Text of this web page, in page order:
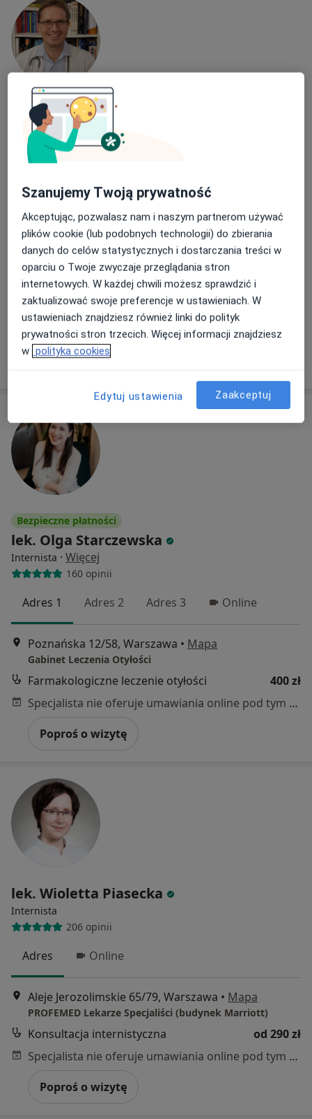
Bezpieczne płatności
lek. Marcin Jarek
Internista, Lekarz pierwszego kontaktu
Popularny specjalista: pacjenci chętnie płacą
online
Adres
Online
Batalionu Oaza 9, Warszawa•Mapa
Konsultacja internistyczna
Poproś o wizytę
Bezpieczne płatności
lek. Olga Starczewska
Internista · Więcej
160 opinii
Adres 1 Adres 2 Adres 3 Online
Poznańska 12/58, Warszawa • Mapa
Gabinet Leczenia Otyłości
Farmakologiczne leczenie otyłości
400 zł
Specjalista nie oferuje umawiania online pod tym adresem.
Poproś o wizytę
lek. Wioletta Piasecka
Internista
206 opinii
Adres Online
Aleje Jerozolimskie 65/79, Warszawa • Mapa
PROFEMED Lekarze Specjaliści (budynek Marriott)
Konsultacja internistyczna
od 290 zł
Specjalista nie oferuje umawiania online pod tym adresem.
Poproś o wizytę
Szanujemy Twoją prywatność
Akceptując, pozwalasz nam i naszym partnerom używać
plików cookie (lub podobnych technologii) do zbierania
danych do celów statystycznych i dostarczania treści w
oparciu o Twoje zwyczaje przeglądania stron
internetowych. W każdej chwili możesz sprawdzić i
zaktualizować swoje preferencje w ustawieniach. W
ustawieniach znajdziesz również linki do polityk
prywatności stron trzecich. Więcej informacji znajdziesz
w polityka cookies
Edytuj ustawienia Zaakceptuj